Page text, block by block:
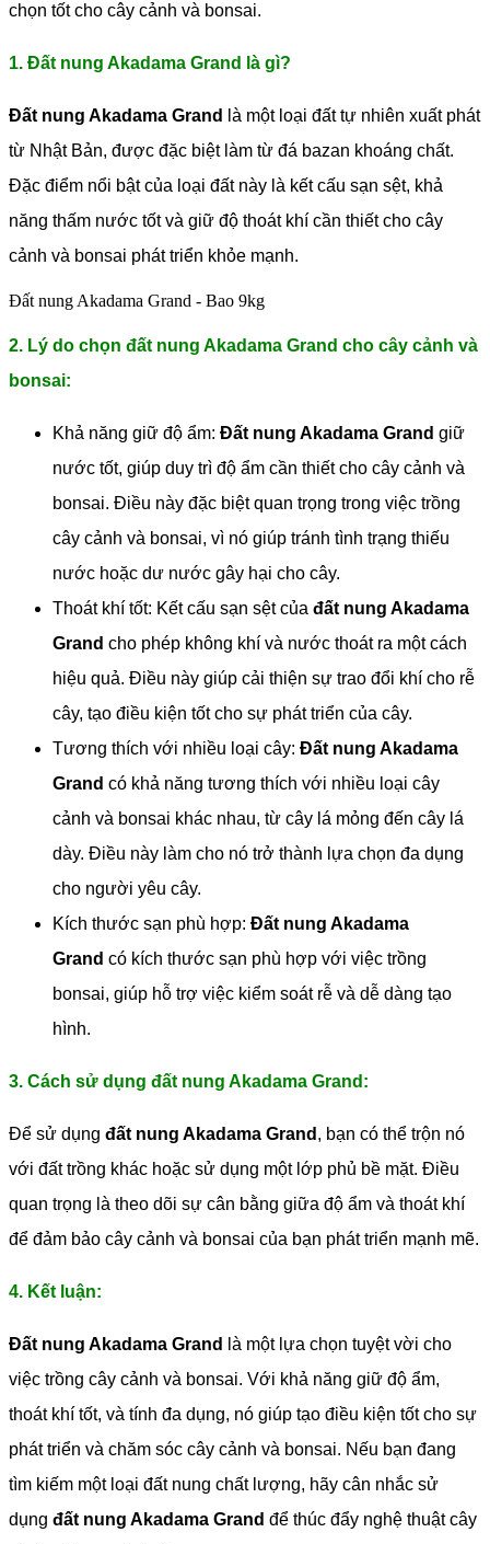
chọn tốt cho cây cảnh và bonsai.
1. Đất nung Akadama Grand là gì?
Đất nung Akadama Grand
là một loại đất tự nhiên xuất phát
từ Nhật Bản, được đặc biệt làm từ đá bazan khoáng chất.
Đặc điểm nổi bật của loại đất này là kết cấu sạn sệt, khả
năng thấm nước tốt và giữ độ thoát khí cần thiết cho cây
cảnh và bonsai phát triển khỏe mạnh.
Đất nung Akadama Grand - Bao 9kg
2. Lý do chọn đất nung Akadama Grand cho cây cảnh và
bonsai:
Khả năng giữ độ ẩm: Đất nung Akadama Grand giữ
nước tốt, giúp duy trì độ ẩm cần thiết cho cây cảnh và
bonsai. Điều này đặc biệt quan trọng trong việc trồng
cây cảnh và bonsai, vì nó giúp tránh tình trạng thiếu
nước hoặc dư nước gây hại cho cây.
Thoát khí tốt: Kết cấu sạn sệt của đất nung Akadama
Grand cho phép không khí và nước thoát ra một cách
hiệu quả. Điều này giúp cải thiện sự trao đổi khí cho rễ
cây, tạo điều kiện tốt cho sự phát triển của cây.
Tương thích với nhiều loại cây: Đất nung Akadama
Grand có khả năng tương thích với nhiều loại cây
cảnh và bonsai khác nhau, từ cây lá mỏng đến cây lá
dày. Điều này làm cho nó trở thành lựa chọn đa dụng
cho người yêu cây.
Kích thước sạn phù hợp: Đất nung Akadama
Grand có kích thước sạn phù hợp với việc trồng
bonsai, giúp hỗ trợ việc kiểm soát rễ và dễ dàng tạo
hình.
3. Cách sử dụng đất nung Akadama Grand:
Để sử dụng đất nung Akadama Grand , bạn có thể trộn nó
với đất trồng khác hoặc sử dụng một lớp phủ bề mặt. Điều
quan trọng là theo dõi sự cân bằng giữa độ ẩm và thoát khí
để đảm bảo cây cảnh và bonsai của bạn phát triển mạnh mẽ.
4. Kết luận:
Đất nung Akadama Grand
là một lựa chọn tuyệt vời cho
việc trồng cây cảnh và bonsai. Với khả năng giữ độ ẩm,
thoát khí tốt, và tính đa dụng, nó giúp tạo điều kiện tốt cho sự
phát triển và chăm sóc cây cảnh và bonsai. Nếu bạn đang
tìm kiếm một loại đất nung chất lượng, hãy cân nhắc sử
dụng đất nung Akadama Grand để thúc đẩy nghệ thuật cây